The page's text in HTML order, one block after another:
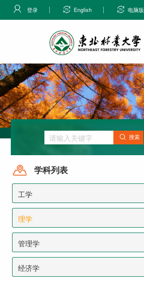
登录 English 电脑版
搜索
学科列表
工学
理学
管理学
经济学